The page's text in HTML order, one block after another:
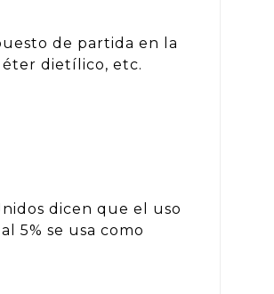
de partida en la
dietílico, etc.
dicen que el uso
5% se usa como